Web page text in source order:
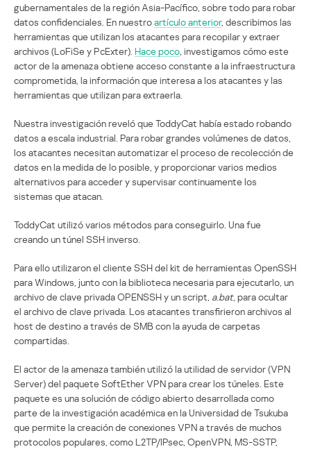
gubernamentales de la región Asia-Pacífico, sobre todo para robar
datos confidenciales. En nuestroartículo anterior, describimos las
herramientas que utilizan los atacantes para recopilar y extraer
archivos (LoFiSe y PcExter). Hace poco , investigamos cómo este
actor de la amenaza obtiene acceso constante a la infraestructura
comprometida, la información que interesa a los atacantes y las
herramientas que utilizan para extraerla.
Nuestra investigación reveló que ToddyCat había estado robando
datos a escala industrial. Para robar grandes volúmenes de datos,
los atacantes necesitan automatizar el proceso de recolección de
datos en la medida de lo posible, y proporcionar varios medios
alternativos para acceder y supervisar continuamente los
sistemas que atacan.
ToddyCat utilizó varios métodos para conseguirlo. Una fue
creando un túnel SSH inverso.
Para ello utilizaron el cliente SSH del kit de herramientas OpenSSH
para Windows, junto con la biblioteca necesaria para ejecutarlo, un
archivo de clave privada OPENSSH y un script, a.bat, para ocultar
el archivo de clave privada. Los atacantes transfirieron archivos al
host de destino a través de SMB con la ayuda de carpetas
compartidas.
El actor de la amenaza también utilizó la utilidad de servidor (VPN
Server) del paquete SoftEther VPN para crear los túneles. Este
paquete es una solución de código abierto desarrollada como
parte de la investigación académica en la Universidad de Tsukuba
que permite la creación de conexiones VPN a través de muchos
protocolos populares, como L2TP/IPsec, OpenVPN, MS-SSTP,